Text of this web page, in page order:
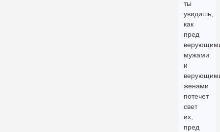
ты
увидишь,
как
пред
мужами
и
женами
потечет
свет
их,
пред